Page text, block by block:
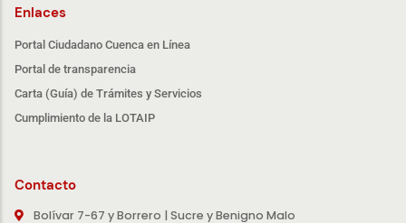
Enlaces
Portal Ciudadano Cuenca en Línea
Portal de transparencia
Carta (Guía) de Trámites y Servicios
Cumplimiento de la LOTAIP
Contacto
Bolívar 7-67 y Borrero | Sucre y Benigno Malo